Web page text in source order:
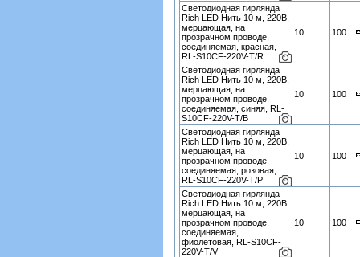
Светодиодная гирлянда
Rich LED Нить 10 м, 220В,
мерцающая, на
прозрачном проводе,
соединяемая, красная,
RL-S10CF-220V-T/R
10 100
Светодиодная гирлянда
Rich LED Нить 10 м, 220В,
мерцающая, на
прозрачном проводе,
соединяемая, синяя, RL-
S10CF-220V-T/B
10 100
Светодиодная гирлянда
Rich LED Нить 10 м, 220В,
мерцающая, на
прозрачном проводе,
соединяемая, розовая,
RL-S10CF-220V-T/P
10 100
Светодиодная гирлянда
Rich LED Нить 10 м, 220В,
мерцающая, на
прозрачном проводе,
соединяемая,
фиолетовая, RL-S10CF-
220V-T/V
10 100